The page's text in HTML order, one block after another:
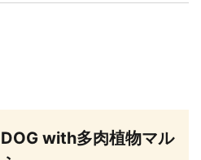
with多肉植物マル